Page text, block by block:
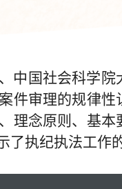
中国社会科学
件审理的规律
理念原则、基
执纪执法工作